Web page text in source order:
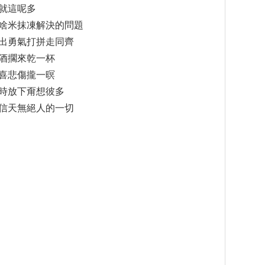
這呢多
米抹凍解決的問題
勇氣打拼走同齊
擱來乾一杯
悲傷攏一暝
放下甭想彼多
天無絕人的一切